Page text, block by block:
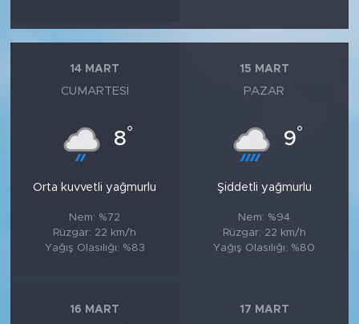
14 MART
CUMARTESI
8°
Orta kuvvetli yağmurlu
Nem: %72
Rüzgar: 22 km/h
Yağış Olasılığı: %83
15 MART
PAZAR
9°
Şiddetli yağmurlu
Nem: %94
Rüzgar: 22 km/h
Yağış Olasılığı: %80
16 MART 17 MART